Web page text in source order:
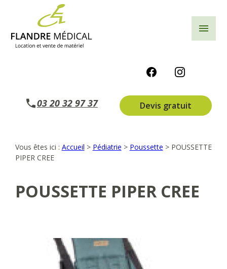
menu
03 20 32 97 37 Devis gratuit
Vous êtes ici : Accueil > Pédiatrie > Poussette > POUSSETTE
PIPER CREE
POUSSETTE PIPER CREE
Panneau de gestion des cookies